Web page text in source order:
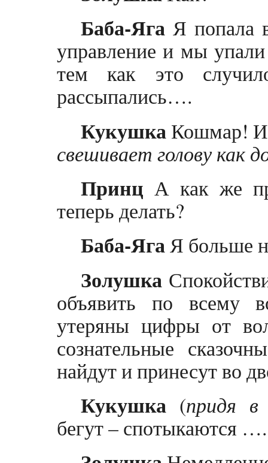
Баба-Яга Я попала
управление и мы
тем как это
рассыпались….
КукушкаКошмар!
свешивает голову как
Принц А как же
теперь делать?
Баба-ЯгаЯ больше
Золушка
объявить по всему
утеряны цифры от
сознательные
найдут и принесут во
Кукушка (придя в
бегут – спотыкаются ….